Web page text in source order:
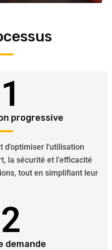
progressive
d'optimiser l'utilisation
la sécurité et l'efficacité
tout en simplifiant leur
demande